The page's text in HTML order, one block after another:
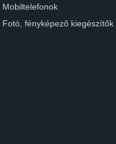
Mobiltelefonok
Fotó, fényképező kiegészítők